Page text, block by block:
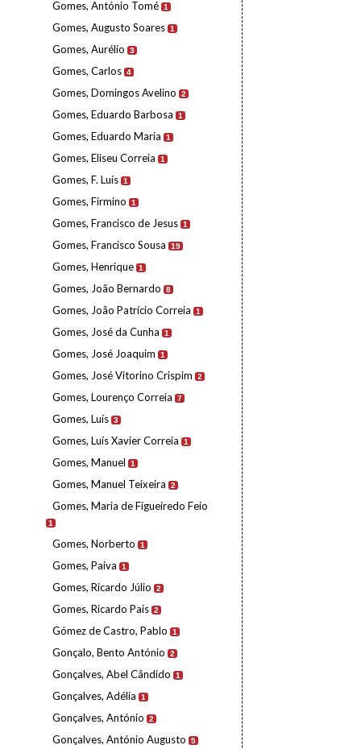
Gomes, António Tomé 1
Gomes, Augusto Soares 1
Gomes, Aurélio 3
Gomes, Carlos 4
Gomes, Domingos Avelino 2
Gomes, Eduardo Barbosa 1
Gomes, Eduardo Maria 1
Gomes, Eliseu Correia 1
Gomes, F. Luís 1
Gomes, Firmino 1
Gomes, Francisco de Jesus 1
Gomes, Francisco Sousa 19
Gomes, Henrique 1
Gomes, João Bernardo 8
Gomes, João Patrício Correia 1
Gomes, José da Cunha 1
Gomes, José Joaquim 1
Gomes, José Vitorino Crispim 2
Gomes, Lourenço Correia 7
Gomes, Luís 3
Gomes, Luís Xavier Correia 1
Gomes, Manuel 1
Gomes, Manuel Teixeira 2
Gomes, Maria de Figueiredo Feio
1
Gomes, Norberto 1
Gomes, Paiva 1
Gomes, Ricardo Júlio 2
Gomes, Ricardo Pais 2
Gómez de Castro, Pablo 1
Gonçalo, Bento António 2
Gonçalves, Abel Cândido 1
Gonçalves, Adélia 1
Gonçalves, António 2
Gonçalves, António Augusto 5